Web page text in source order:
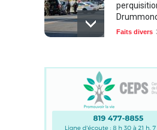
Faits divers